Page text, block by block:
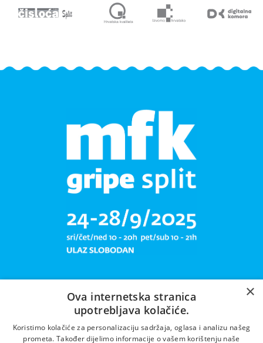
Libar plete mrižu svoju!
×
Ova internetska stranica
upotrebljava kolačiće.
Koristimo kolačiće za personalizaciju sadržaja, oglasa i analizu našeg
prometa. Također dijelimo informacije o vašem korištenju naše